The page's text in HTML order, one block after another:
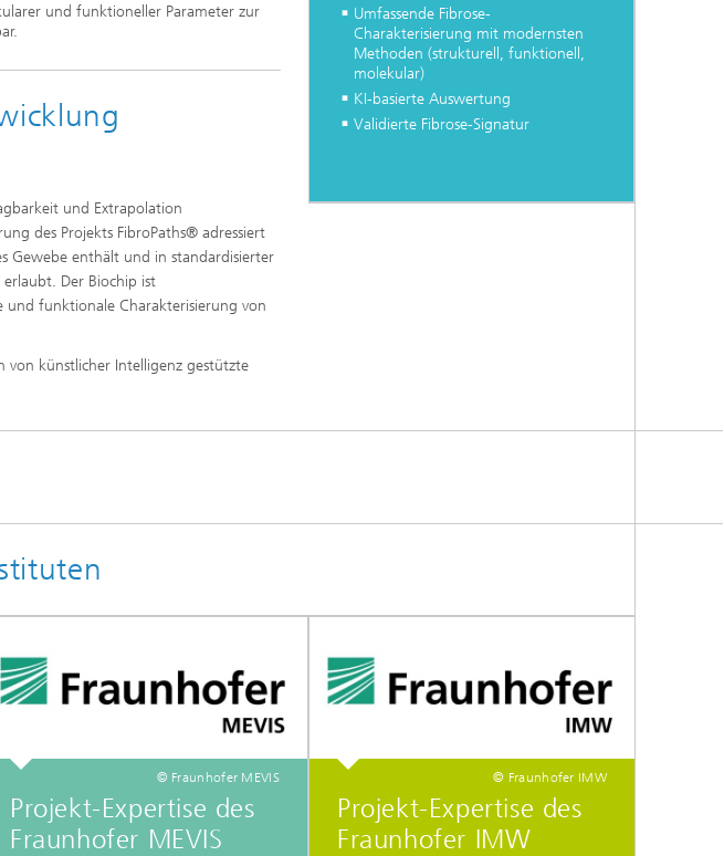
und funktioneller Parameter zur
und Extrapolation
des Projekts FibroPaths® adressiert
Gewebe enthält und in standardisierter
Der Biochip ist
funktionale Charakterisierung von
von künstlicher Intelligenz gestützte
Umfassende Fibrose-
Charakterisierung mit modernsten
Methoden (strukturell, funktionell,
molekular)
KI-basierte Auswertung
Validierte Fibrose-Signatur
© Fraunhofer MEVIS
Projekt-Expertise des
Fraunhofer MEVIS
© Fraunhofer IMW
Projekt-Expertise des
Fraunhofer IMW